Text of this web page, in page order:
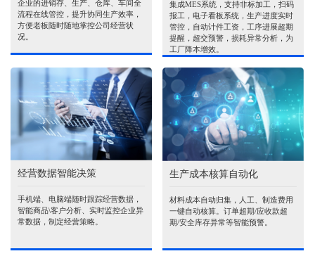
企业的进销存、生产、仓库、车间全
流程在线管控，提升协同生产效率，
方便老板随时随地掌控公司经营状
况。
集成MES系统，支持非标加工，扫码
报工，电子看板系统，生产进度实时
管控，自动计件工资，工序进展超期
提醒，超交预警，损耗异常分析，为
工厂降本增效。
经营数据智能决策
手机端、电脑端随时跟踪经营数据，
智能商品\客户分析、实时监控企业异
常数据，制定经营策略。
生产成本核算自动化
材料成本自动归集，人工、制造费用
一键自动核算。订单超期/应收款超
期/安全库存异常等智能预警。